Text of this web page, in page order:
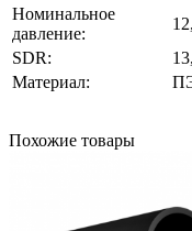
Номинальное
давление:
SDR:
Материал:
Похожие товары